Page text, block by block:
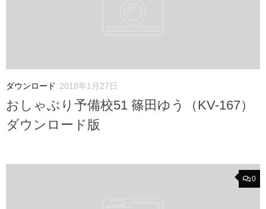
ダウンロード 2018年1月27日
おしゃぶり予備校51 篠田ゆう（KV-167）
ダウンロード版
0